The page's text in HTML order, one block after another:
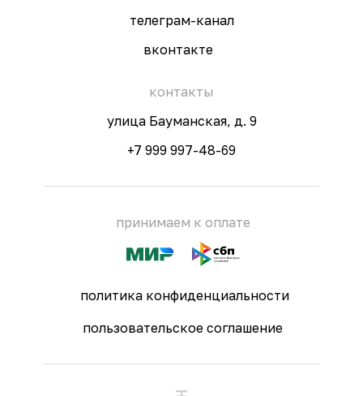
+7 999 997-48-69
телеграм-канал
вконтакте
улица Бауманская, д. 9
контакты
принимаем к оплате
пользовательское соглашение
политика конфиденциальности